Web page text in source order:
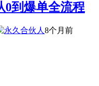
0到爆单全流程
8个月前